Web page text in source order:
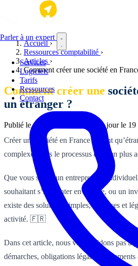
Aller au contenu principal
Parler à un expert
Services
Logiciels
Tarifs
Ressources
Contact
Accueil›
Ressources comptabilité ›
Articles ›
Comment créer une société en
Comment créer une
un étranger ?
Publié le15 février 2026 Mis à jour le 19
Créer une société en France en tant
complexe, mais le processus est bien plus
Que vous soyez un entrepreneur
souhaitant s’implanter en France, ou un
existe des solutions simples, efficaces et
activité. 🇫🇷
Dans cet article, nous vous guidons pas à
démarches, obligations légales,